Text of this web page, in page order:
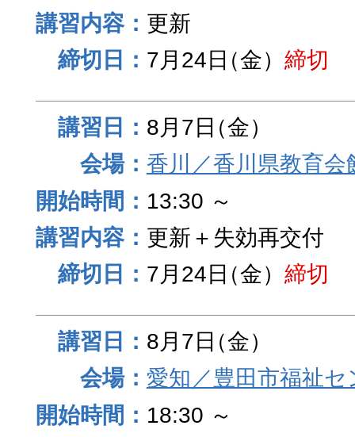
更新
7月24日（金） 締切
8月7日（金）
香川／香川県教育
13:30 ～
更新＋失効再交付
7月24日（金） 締切
8月7日（金）
愛知／豊田市福祉セ
18:30 ～